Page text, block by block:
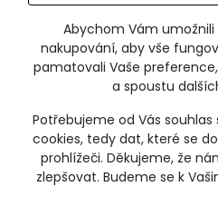
Abychom Vám umožnili
nakupování, aby vše
pamatovali Vaše
a spoustu
Potřebujeme od Vás
cookies, tedy dat, které se
prohlížeči. Děkujeme, že
zlepšovat. Budeme se k